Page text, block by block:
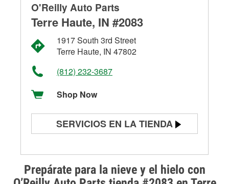
Prepárate para la nieve y el hielo con
O'Reilly Auto Parts
Terre Haute, IN #2083
1917 South 3rd Street
Terre Haute, IN 47802
(812) 232-3687
Shop Now
SERVICIOS EN LA TIENDA
Prueba de alternadores y
arrancadores